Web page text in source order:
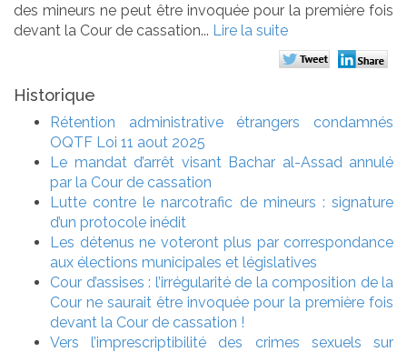
des mineurs ne peut être invoquée pour la première fois
devant la Cour de cassation... Lire la suite
Historique
Rétention administrative étrangers condamnés
OQTF Loi 11 aout 2025
Le mandat d’arrêt visant Bachar al-Assad annulé
par la Cour de cassation
Lutte contre le narcotrafic de mineurs : signature
d’un protocole inédit
Les détenus ne voteront plus par correspondance
aux élections municipales et législatives
Cour d’assises : l’irrégularité de la composition de la
Cour ne saurait être invoquée pour la première fois
devant la Cour de cassation !
Vers l’imprescriptibilité des crimes sexuels sur